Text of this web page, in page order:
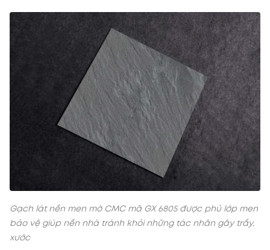
Gạch lát nền men mờ CMC mã GX 6805 được phủ lớp men
bảo vệ giúp nền nhà tránh khỏi những tác nhân gây trầy,
xước